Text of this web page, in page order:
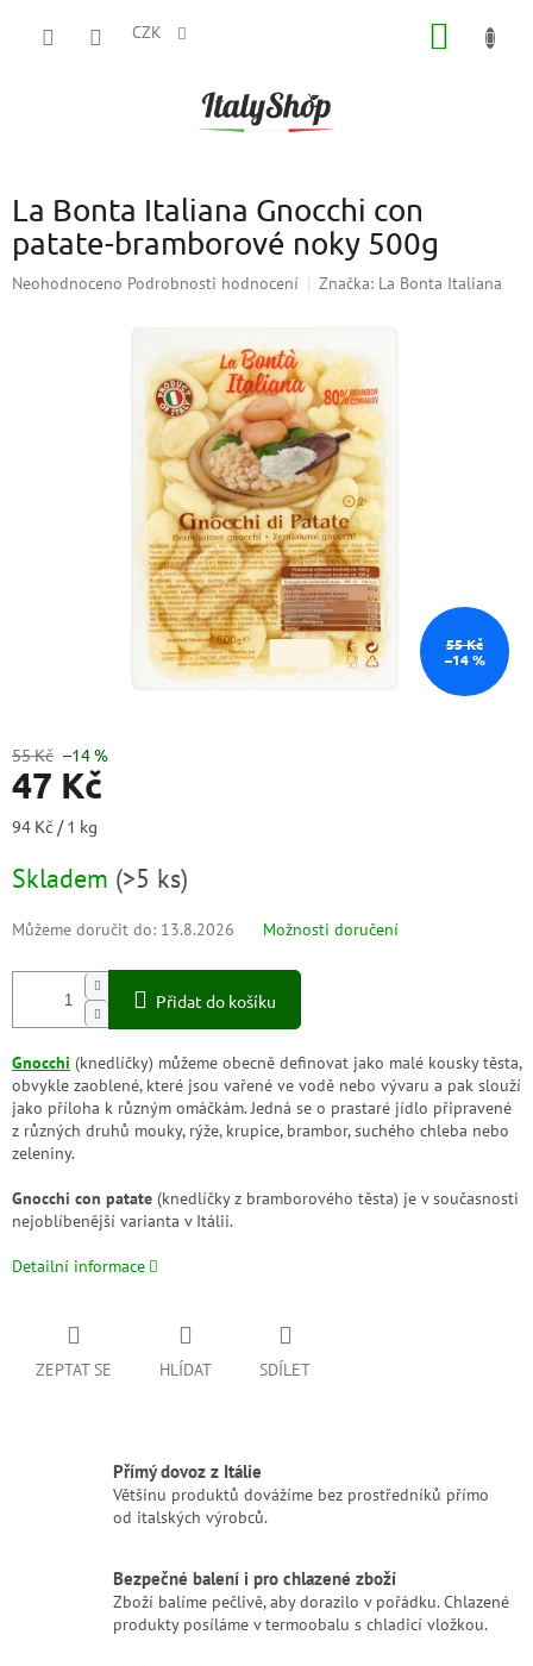
CZK
La Bonta Italiana Gnocchi con
patate-bramborové noky 500g
Průměrné
Neohodnoceno Podrobnosti hodnocení Značka: La Bonta Italiana
55 Kč
–14 %
55 Kč –14 %
47 Kč
Měrná
94 Kč / 1 kg
Skladem (>5 ks)
Můžeme doručit do: 13.8.2026 Možnosti doručení
Přidat do košíku
Gnocchi (knedlíčky) můžeme obecně definovat jako malé kousky těsta,
obvykle zaoblené, které jsou vařené ve vodě nebo vývaru a pak slouží
jako příloha k různým omáčkám. Jedná se o prastaré jídlo připravené
z různých druhů mouky, rýže, krupice, brambor, suchého chleba nebo
zeleniny.
Gnocchi con patate (knedlíčky z bramborového těsta) je v současnosti
nejoblíbenější varianta v Itálii.
Detailní informace
ZEPTAT SE HLÍDAT SDÍLET
Přímý dovoz z Itálie
Většinu produktů dovážíme bez prostředníků přímo
od italských výrobců.
Bezpečné balení i pro chlazené zboží
Zboží balíme pečlivě, aby dorazilo v pořádku. Chlazené
produkty posíláme v termoobalu s chladicí vložkou.